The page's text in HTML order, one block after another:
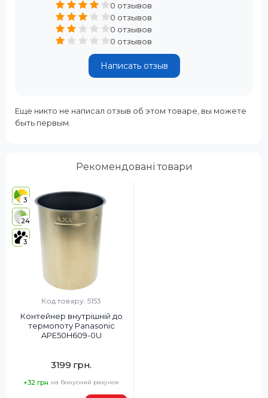
0 отзывов
0 отзывов
0 отзывов
0 отзывов
Написать отзыв
Еще никто не написал отзыв об этом товаре, вы можете
быть первым.
Рекомендовані товари
3
24
3
Код товару: 5153
Контейнер внутрішній до
термопоту Panasonic
APE50H609-0U
3199 грн.
+32 грн. на бонусний рахунок